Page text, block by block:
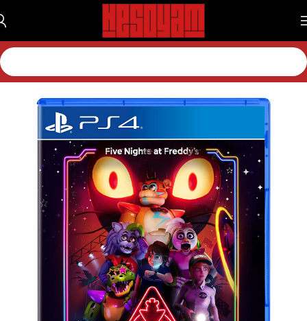
خانه بازی بازی پلی استیشن بازی پلی استیشن 4